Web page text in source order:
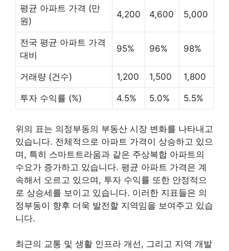
평균 아파트 가격 (만
원)
4,200 4,600 5,000
전국 평균 아파트 가격
대비
95% 96% 98%
거래량 (건수) 1,200 1,500 1,800
투자 수익률 (%) 4.5% 5.0% 5.5%
위의 표는 의정부동의 부동산 시장 변화를 나타내고
있습니다. 전체적으로 아파트 가격이 상승하고 있으
며, 특히 스마트트라움과 같은 주상복합 아파트의
수요가 증가하고 있습니다. 평균 아파트 가격은 계
속해서 오르고 있으며, 투자 수익률 또한 안정적으
로 상승세를 보이고 있습니다. 이러한 지표들은 의
정부동이 향후 더욱 발전할 지역임을 보여주고 있습
니다.
최근의 교통 및 생활 인프라 개선, 그리고 지역 개발